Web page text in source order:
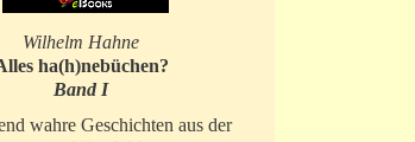
Wilhelm Hahne
ha(h)nebüchen?
Band I
wahre Geschichten aus der